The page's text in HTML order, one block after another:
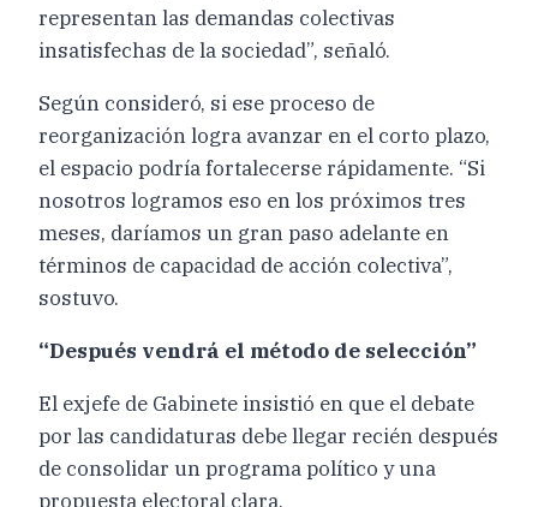
representan las demandas colectivas
insatisfechas de la sociedad”, señaló.
Según consideró, si ese proceso de
reorganización logra avanzar en el corto plazo,
el espacio podría fortalecerse rápidamente. “Si
nosotros logramos eso en los próximos tres
meses, daríamos un gran paso adelante en
términos de capacidad de acción colectiva”,
sostuvo.
“Después vendrá el método de selección”
El exjefe de Gabinete insistió en que el debate
por las candidaturas debe llegar recién después
de consolidar un programa político y una
propuesta electoral clara.